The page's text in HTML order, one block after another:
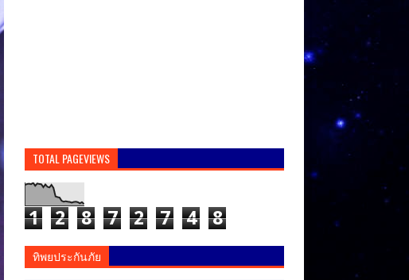
TOTAL PAGEVIEWS
1 2 8 7 2 7 4 8
ทิพยประกันภัย